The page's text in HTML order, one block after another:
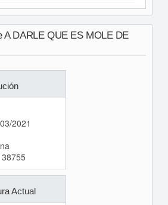
A DARLE QUE ES MOLE DE
2021
Actual